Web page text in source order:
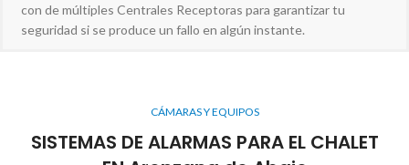
con de múltiples Centrales Receptoras para garantizar tu
seguridad si se produce un fallo en algún instante.
CÁMARAS Y EQUIPOS
SISTEMAS DE ALARMAS PARA EL CHALET